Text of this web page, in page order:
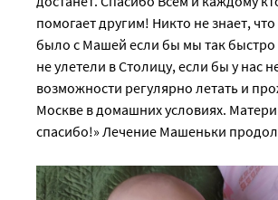
помогает другим! Никто не знает,
было с Машей если бы мы так быстро
не улетели в Столицу, если бы у нас
возможности регулярно летать и
Москве в домашних условиях.
спасибо!» Лечение Машеньки